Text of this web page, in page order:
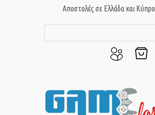
Αποστολές σε Ελλάδα και Κύπρο
μου